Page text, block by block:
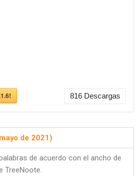
816 Descargas
de 2021)
de acuerdo con el ancho de
TreeNoote.